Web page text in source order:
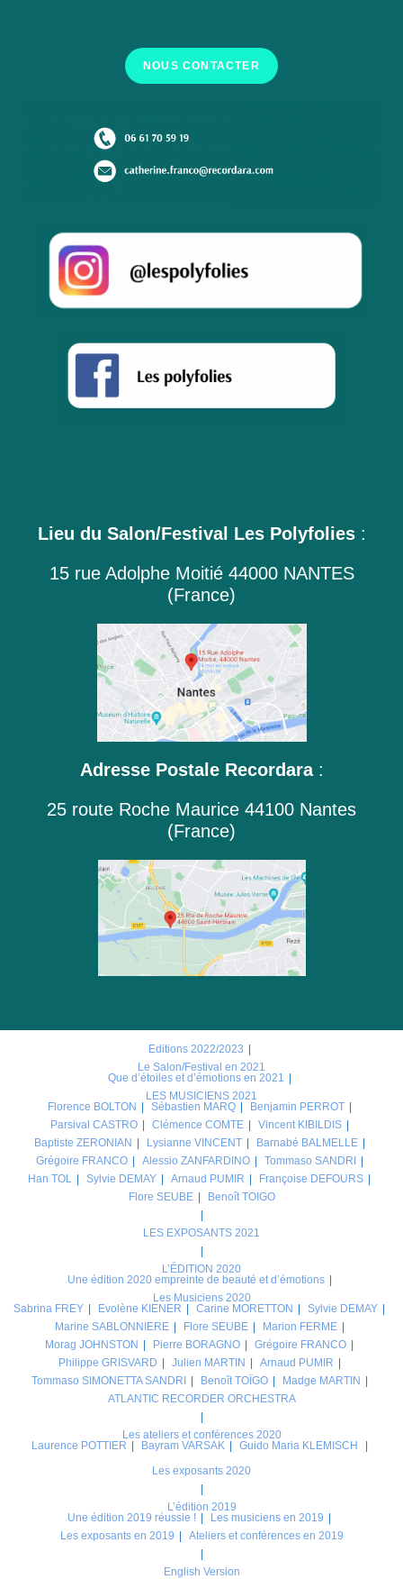
NOUS CONTACTER
Lieu du Salon/Festival Les Polyfolies:
15 rue Adolphe Moitié 44000 NANTES
(France)
Adresse Postale Recordara:
25 route Roche Maurice 44100 Nantes
(France)
Editions 2022/2023
Le Salon/Festival en 2021
Que d’étoiles et d’émotions en 2021
LES MUSICIENS 2021
Florence BOLTON
Sébastien MARQ
Benjamin PERROT
Parsival CASTRO
Clémence COMTE
Vincent KIBILDIS
Baptiste ZERONIAN
Lysianne VINCENT
Barnabé BALMELLE
Grégoire FRANCO
Alessio ZANFARDINO
Tommaso SANDRI
Han TOL
Sylvie DEMAY Arnaud PUMIR
Françoise DEFOURS
Flore SEUBE
Benoît TOIGO
LES EXPOSANTS 2021
L’ÉDITION 2020
Une édition 2020 empreinte de beauté et d’émotions
Les Musiciens 2020
Sabrina FREY
Evolène KIENER Carine MORETTON
Sylvie DEMAY
Marine SABLONNIERE
Flore SEUBE
Marion FERME
Morag JOHNSTON
Pierre BORAGNO
Grégoire FRANCO
Philippe GRISVARD
Julien MARTIN
Arnaud PUMIR
Tommaso SIMONETTA SANDRI
Benoît TOÏGO
Madge MARTIN
ATLANTIC RECORDER ORCHESTRA
Les ateliers et conférences 2020
Laurence POTTIER
Bayram VARSAK
Guido Maria KLEMISCH
Les exposants 2020
L’édition 2019
Une édition 2019 réussie !
Les musiciens en 2019
Les exposants en 2019
Ateliers et conférences en 2019
English Version